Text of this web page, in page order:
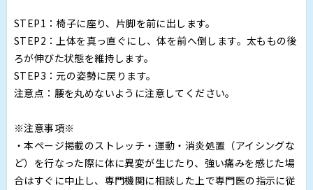
STEP1：椅子に座り、片脚を前に出します。
STEP2：上体を真っ直ぐにし、体を前へ倒します。太ももの後
ろが伸びた状態を維持します。
STEP3：元の姿勢に戻ります。
注意点：腰を丸めないように注意してください。
※注意事項※
・本ページ掲載のストレッチ・運動・消炎処置（アイシングな
ど）を行なった際に体に異変が生じたり、強い痛みを感じた場
合はすぐに中止し、専門機関に相談した上で専門医の指示に従